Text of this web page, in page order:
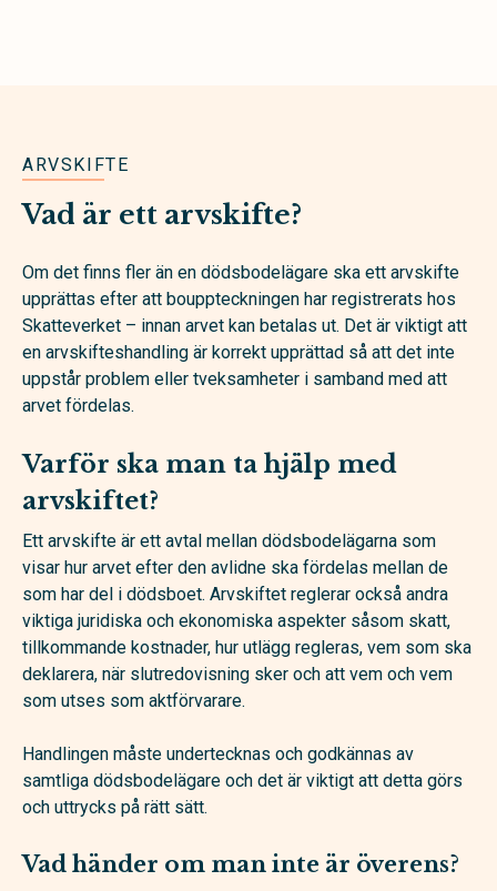
ARVSKIFTE
Vad är ett arvskifte?
Om det finns fler än en dödsbodelägare ska ett arvskifte
upprättas efter att bouppteckningen har registrerats hos
Skatteverket – innan arvet kan betalas ut. Det är viktigt att
en arvskifteshandling är korrekt upprättad så att det inte
uppstår problem eller tveksamheter i samband med att
arvet fördelas.
Varför ska man ta hjälp med
arvskiftet?
Ett arvskifte är ett avtal mellan dödsbodelägarna som
visar hur arvet efter den avlidne ska fördelas mellan de
som har del i dödsboet. Arvskiftet reglerar också andra
viktiga juridiska och ekonomiska aspekter såsom skatt,
tillkommande kostnader, hur utlägg regleras, vem som ska
deklarera, när slutredovisning sker och att vem och vem
som utses som aktförvarare.
Handlingen måste undertecknas och godkännas av
samtliga dödsbodelägare och det är viktigt att detta görs
och uttrycks på rätt sätt.
Vad händer om man inte är överens?